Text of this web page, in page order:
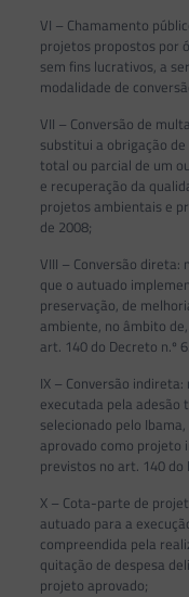
VI – Chamamento
projetos propostos por
sem fins lucrativos, a
modalidade de
VII – Conversão de
substitui a obrigação
total ou parcial de um
e recuperação da
projetos ambientais e
de 2008;
VIII – Conversão direta:
que o autuado
preservação, de
ambiente, no âmbito
art. 140 do Decreto n.º
IX – Conversão
executada pela
selecionado pelo
aprovado como projeto
previstos no art. 140 do
X – Cota-parte de
autuado para a
compreendida pela
quitação de despesa
projeto aprovado;